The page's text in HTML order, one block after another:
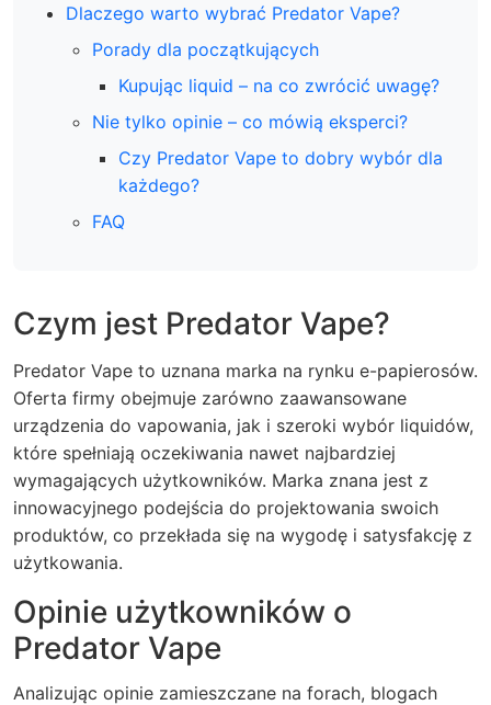
Dlaczego warto wybrać Predator Vape?
Porady dla początkujących
Kupując liquid – na co zwrócić uwagę?
Nie tylko opinie – co mówią eksperci?
Czy Predator Vape to dobry wybór dla
każdego?
FAQ
Czym jest Predator Vape?
Predator Vape to uznana marka na rynku e-papierosów.
Oferta firmy obejmuje zarówno zaawansowane
urządzenia do vapowania, jak i szeroki wybór liquidów,
które spełniają oczekiwania nawet najbardziej
wymagających użytkowników. Marka znana jest z
innowacyjnego podejścia do projektowania swoich
produktów, co przekłada się na wygodę i satysfakcję z
użytkowania.
Opinie użytkowników o
Predator Vape
Analizując opinie zamieszczane na forach, blogach